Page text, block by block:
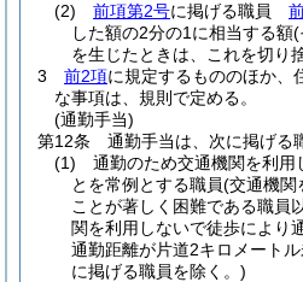
(2)
前項第2号に掲げる職員
した額の2分の1に相当する額(
を生じたときは、これを切り
3
前2項に規定するもののほか、
な事項は、規則で定める。
(通勤手当)
第12条
通勤手当は、次に掲げる
(1)
通勤のため交通機関を利用
とを常例とする職員(交通機関
ことが著しく困難である職員
関を利用しないで徒歩により
通勤距離が片道2キロメート
に掲げる職員を除く。)